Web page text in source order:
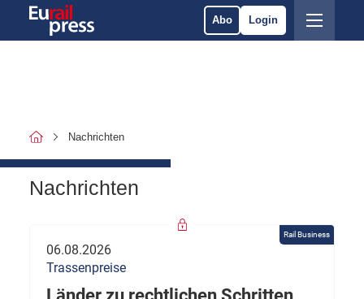
Abo Login
Nachrichten
Nachrichten
Rail Business
06.08.2026
Trassenpreise